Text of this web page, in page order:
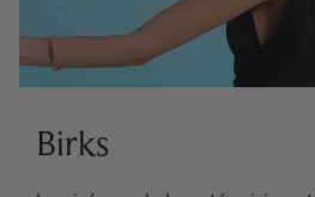
Birks